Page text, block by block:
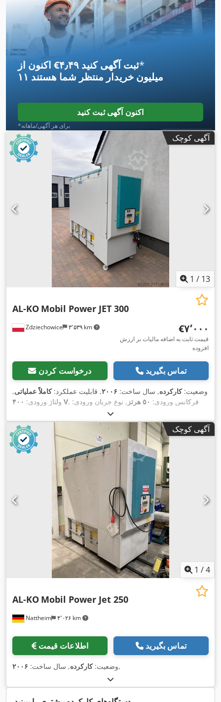
اکنون از ‎€۴٫۴۹ ثبت آگهی کنید*
۱۱ میلیون خریدار منتظر شما هستند
اکنون آگهی ثبت کنید
*برای هر آگهی/ماهانه
آگهی کوچک
1 / 13
Zdziechowice ۳٬۵۳۹ km
AL-KO Mobil Power JET 300
‎€۷٬۰۰۰
قیمت ثابت به اضافه مالیات بر ارزش
افزوده
درخواست کردن تماس بگیرید
وضعیت:کارکرده, سال ساخت: ۲۰۰۶, قابلیت عملکرد:کاملاً عملیاتی,
ولتاژ ورودی: ۴۰۰ V , فرکانس ورودی: ۵۰ هرتز
, نوع جریان ورودی:
۲٬۴۰۰ میلی بار
متر مکعب/ساعت, قطر مانیفولد ورودی:۳۰۰ میلی‌متر
, سطح فیلتر:
۳۰ متر مربع
, ارتفاع کل: ۲٬۳۵۰ میلی‌متر ۳٬۰۰۰ میلی‌متر
,
عرض کل: ۱٬۱۰۰ میلی‌متر , وزن کل: ۹۰۰ کیلوگرم ,
آگهی کوچک
1 /4
Nattheim ۴٬۰۲۶ km
AL-KO Mobil Power Jet 250
اطلاعات قیمت تماس بگیرید
وضعیت:کارکرده, سال ساخت: ۲۰۰۶ ,